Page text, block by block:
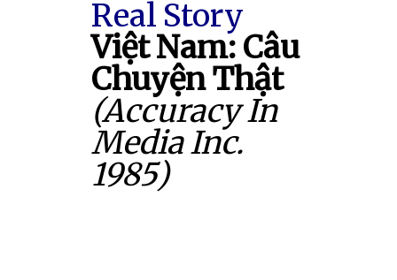
Real Story
Việt Nam: Câu
Chuyện Thật
(Accuracy In
Media Inc.
1985)